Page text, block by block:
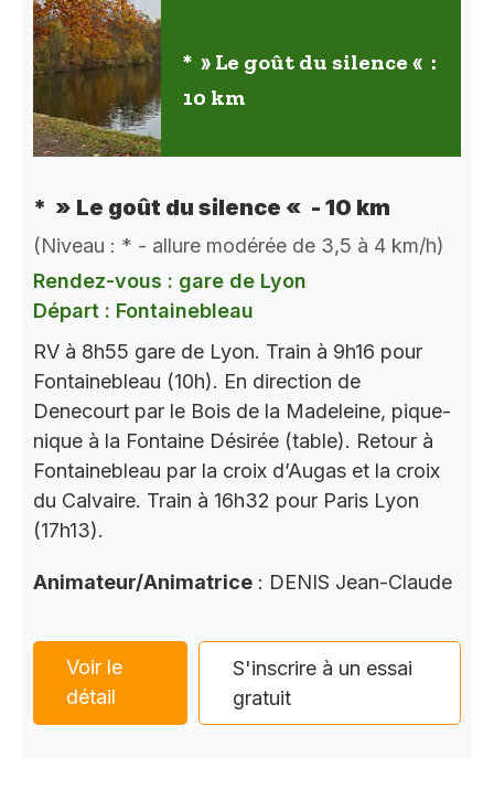
* » Le goût du silence « :
10 km
* » Le goût du silence « - 10 km
(Niveau : * - allure modérée de 3,5 à 4 km/h)
Rendez-vous : gare de Lyon
Départ : Fontainebleau
RV à 8h55 gare de Lyon. Train à 9h16 pour
Fontainebleau (10h). En direction de
Denecourt par le Bois de la Madeleine, pique-
nique à la Fontaine Désirée (table). Retour à
Fontainebleau par la croix d’Augas et la croix
du Calvaire. Train à 16h32 pour Paris Lyon
(17h13).
Animateur/Animatrice : DENIS Jean-Claude
Voir le
détail
S'inscrire à un essai
gratuit